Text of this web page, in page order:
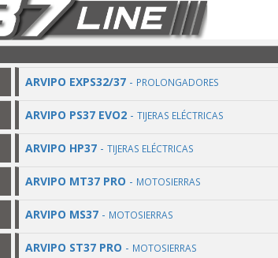
ARVIPO EXPS32/37- PROLONGADORES
ARVIPO PS37 EVO2- TIJERAS ELÉCTRICAS
ARVIPO HP37- TIJERAS ELÉCTRICAS
ARVIPO MT37 PRO - MOTOSIERRAS
ARVIPO MS37- MOTOSIERRAS
ARVIPO ST37 PRO - MOTOSIERRAS